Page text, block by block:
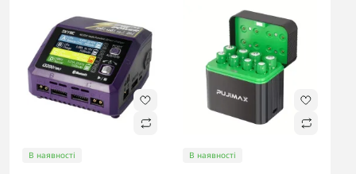
В наявності В наявності